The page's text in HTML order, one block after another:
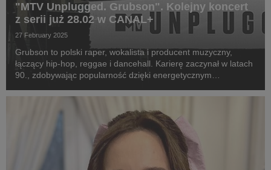
"MTV Unplugged. Grubson". Kolejny koncert
z serii już 28.02 w CANAL+
27 February 2025
Grubson to polski raper, wokalista i producent muzyczny,
łączący hip-hop, reggae i dancehall. Karierę zaczynał w latach
90., zdobywając popularność dzięki energetycznym
artystów w legendarnym cyklu MTV Unplugged. Za...